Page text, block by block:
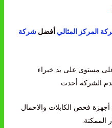
المركز المثالي أفضل شركة
مستوى على يد خبراء
الشركة أحدث
فحص الكابلات والاحمال
الممكنة.